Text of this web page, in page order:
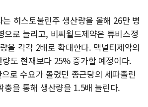
히스토불린주 생산량을 올해 26만 병
으로 늘리고, 비씨월드제약은 튜비스정
을 각각 2배로 확대한다. 맥널티제약의
도 현재보다 25% 증가할 예정이다.
로 수요가 몰렸던 종근당의 세파졸린
충을 통해 생산량을 1.5배 늘린다.